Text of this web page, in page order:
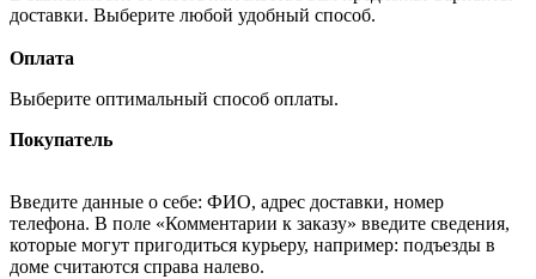
доставки. Выберите любой удобный способ.
Оплата
Выберите оптимальный способ оплаты.
Покупатель
Введите данные о себе: ФИО, адрес доставки, номер
телефона. В поле «Комментарии к заказу» введите сведения,
которые могут пригодиться курьеру, например: подъезды в
доме считаются справа налево.